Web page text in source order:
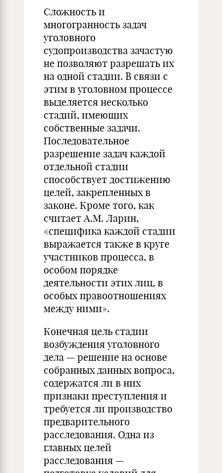
Сложность и
многогранность задач
уголовного
судопроизводства зачастую
не позволяют разрешать их
на одной стадии. В связи с
этим в уголовном процессе
выделяется несколько
стадий, имеющих
собственные задачи.
Последовательное
разрешение задач каждой
отдельной стадии
способствует достижению
целей, закрепленных в
законе. Кроме того, как
считает А.М. Ларин,
«специфика каждой стадии
выражается также в круге
участников процесса, в
особом порядке
деятельности этих лиц, в
особых правоотношениях
между ними».
Конечная цель стадии
возбуждения уголовного
дела — решение на основе
собранных данных вопроса,
содержатся ли в них
признаки преступления и
требуется ли производство
предварительного
расследования. Одна из
главных целей
расследования —